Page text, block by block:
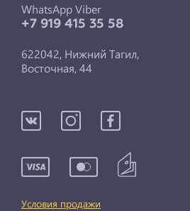
WhatsApp Viber
+7 919 415 35 58
622042, Нижний Тагил,
Восточная, 44
Условия продажи